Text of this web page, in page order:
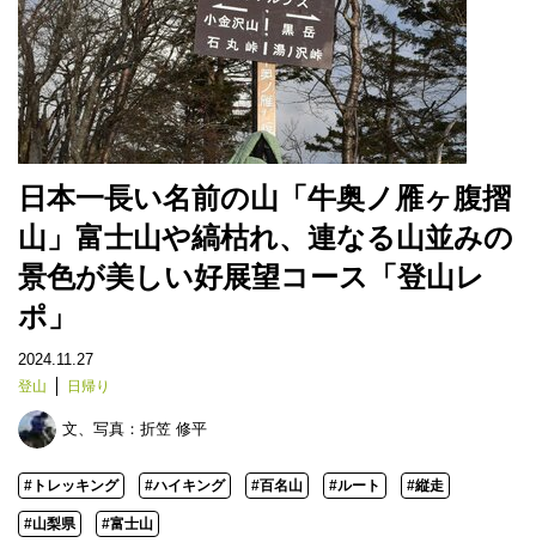
日本一長い名前の山「牛奥ノ雁ヶ腹摺
山」富士山や縞枯れ、連なる山並みの
景色が美しい好展望コース「登山レ
ポ」
2024.11.27
登山 日帰り
文、写真： 折笠 修平
#トレッキング #ハイキング #百名山 #ルート #縦走
#山梨県 #富士山